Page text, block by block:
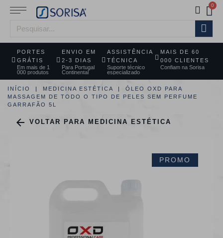
PORTES
GRÁTIS
Em mais de 1
000 produtos
ENVIO EM
2-3 DIAS
Para Portugal
Continental
ASSISTÊNCIA
TÉCNICA
Suporte técnico
especializado
MAIS DE 60
000 CLIENTES
Confiam na Sorisa
INÍCIO MEDICINA ESTÉTICA
ÓLEO OXD PARA
MASSAGEM DE TODO O TIPO DE PELES SEM PERFUME
GARRAFÃO 5L
 VOLTAR PARA MEDICINA ESTÉTICA
PROMO